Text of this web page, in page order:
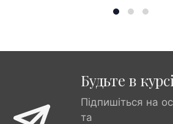
Будьте в
Підпишіться на
та